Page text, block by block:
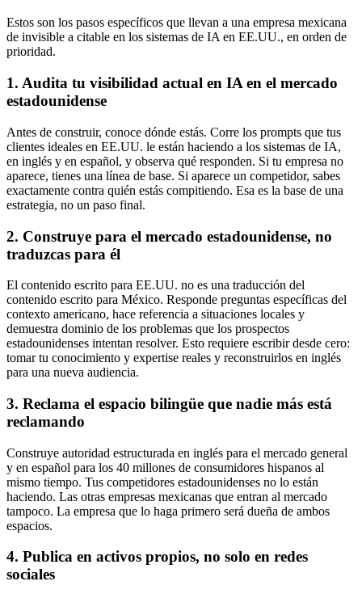
Estos son los pasos específicos que llevan a una empresa mexicana
de invisible a citable en los sistemas de IA en EE.UU., en orden de
prioridad.
1. Audita tu visibilidad actual en IA en el mercado
estadounidense
Antes de construir, conoce dónde estás. Corre los prompts que tus
clientes ideales en EE.UU. le están haciendo a los sistemas de IA,
en inglés y en español, y observa qué responden. Si tu empresa no
aparece, tienes una línea de base. Si aparece un competidor, sabes
exactamente contra quién estás compitiendo. Esa es la base de una
estrategia, no un paso final.
2. Construye para el mercado estadounidense, no
traduzcas para él
El contenido escrito para EE.UU. no es una traducción del
contenido escrito para México. Responde preguntas específicas del
contexto americano, hace referencia a situaciones locales y
demuestra dominio de los problemas que los prospectos
estadounidenses intentan resolver. Esto requiere escribir desde cero:
tomar tu conocimiento y expertise reales y reconstruirlos en inglés
para una nueva audiencia.
3. Reclama el espacio bilingüe que nadie más está
reclamando
Construye autoridad estructurada en inglés para el mercado general
y en español para los 40 millones de consumidores hispanos al
mismo tiempo. Tus competidores estadounidenses no lo están
haciendo. Las otras empresas mexicanas que entran al mercado
tampoco. La empresa que lo haga primero será dueña de ambos
espacios.
4. Publica en activos propios, no solo en redes
sociales